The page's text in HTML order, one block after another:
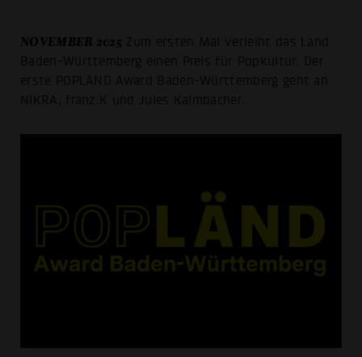
NOVEMBER 2025 Zum ersten Mal verleiht das Land
Baden-Württemberg einen Preis für Popkultur. Der
erste POPLÄND Award Baden-Württemberg geht an
NIKRA, franz.K und Jules Kalmbacher.